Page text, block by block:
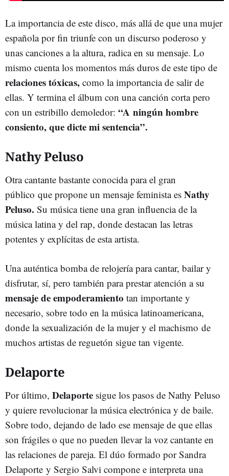
La importancia de este disco, más allá de que una mujer
española por fin triunfe con un discurso poderoso y
unas canciones a la altura, radica en su mensaje. Lo
mismo cuenta los momentos más duros de este tipo de
relaciones tóxicas, como la importancia de salir de
ellas. Y termina el álbum con una canción corta pero
con un estribillo demoledor: “A ningún hombre
consiento, que dicte mi sentencia”.
Nathy Peluso
Otra cantante bastante conocida para el gran
público que propone un mensaje feminista es Nathy
Peluso. Su música tiene una gran influencia de la
música latina y del rap, donde destacan las letras
potentes y explícitas de esta artista.
Una auténtica bomba de relojería para cantar, bailar y
disfrutar, sí, pero también para prestar atención a su
mensaje de empoderamiento tan importante y
necesario, sobre todo en la música latinoamericana,
donde la sexualización de la mujer y el machismo de
muchos artistas de reguetón sigue tan vigente.
Delaporte
Por último, Delaporte sigue los pasos de Nathy Peluso
y quiere revolucionar la música electrónica y de baile.
Sobre todo, dejando de lado ese mensaje de que ellas
son frágiles o que no pueden llevar la voz cantante en
las relaciones de pareja. El dúo formado por Sandra
Delaporte y Sergio Salvi compone e interpreta una